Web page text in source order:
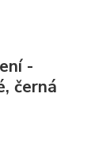
-
černá